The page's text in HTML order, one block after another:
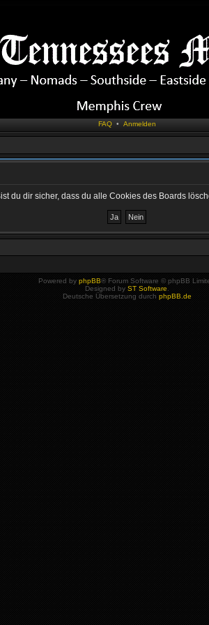
FAQ • Anmelden
du dir sicher, dass du alle Cookies des Boards
Powered by phpBB® Forum Software © phpBB
Designed by ST Software.
Deutsche Übersetzung durch phpBB.de